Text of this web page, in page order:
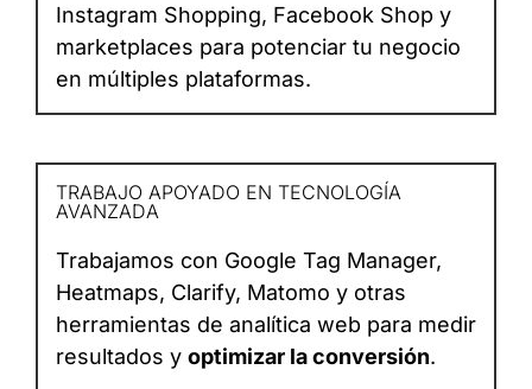
Instagram Shopping, Facebook Shop y
marketplaces para potenciar tu negocio
en múltiples plataformas.
TRABAJO APOYADO EN TECNOLOGÍA
AVANZADA
Trabajamos con Google Tag Manager,
Heatmaps, Clarify, Matomo y otras
herramientas de analítica web para medir
resultados y optimizar la conversión.